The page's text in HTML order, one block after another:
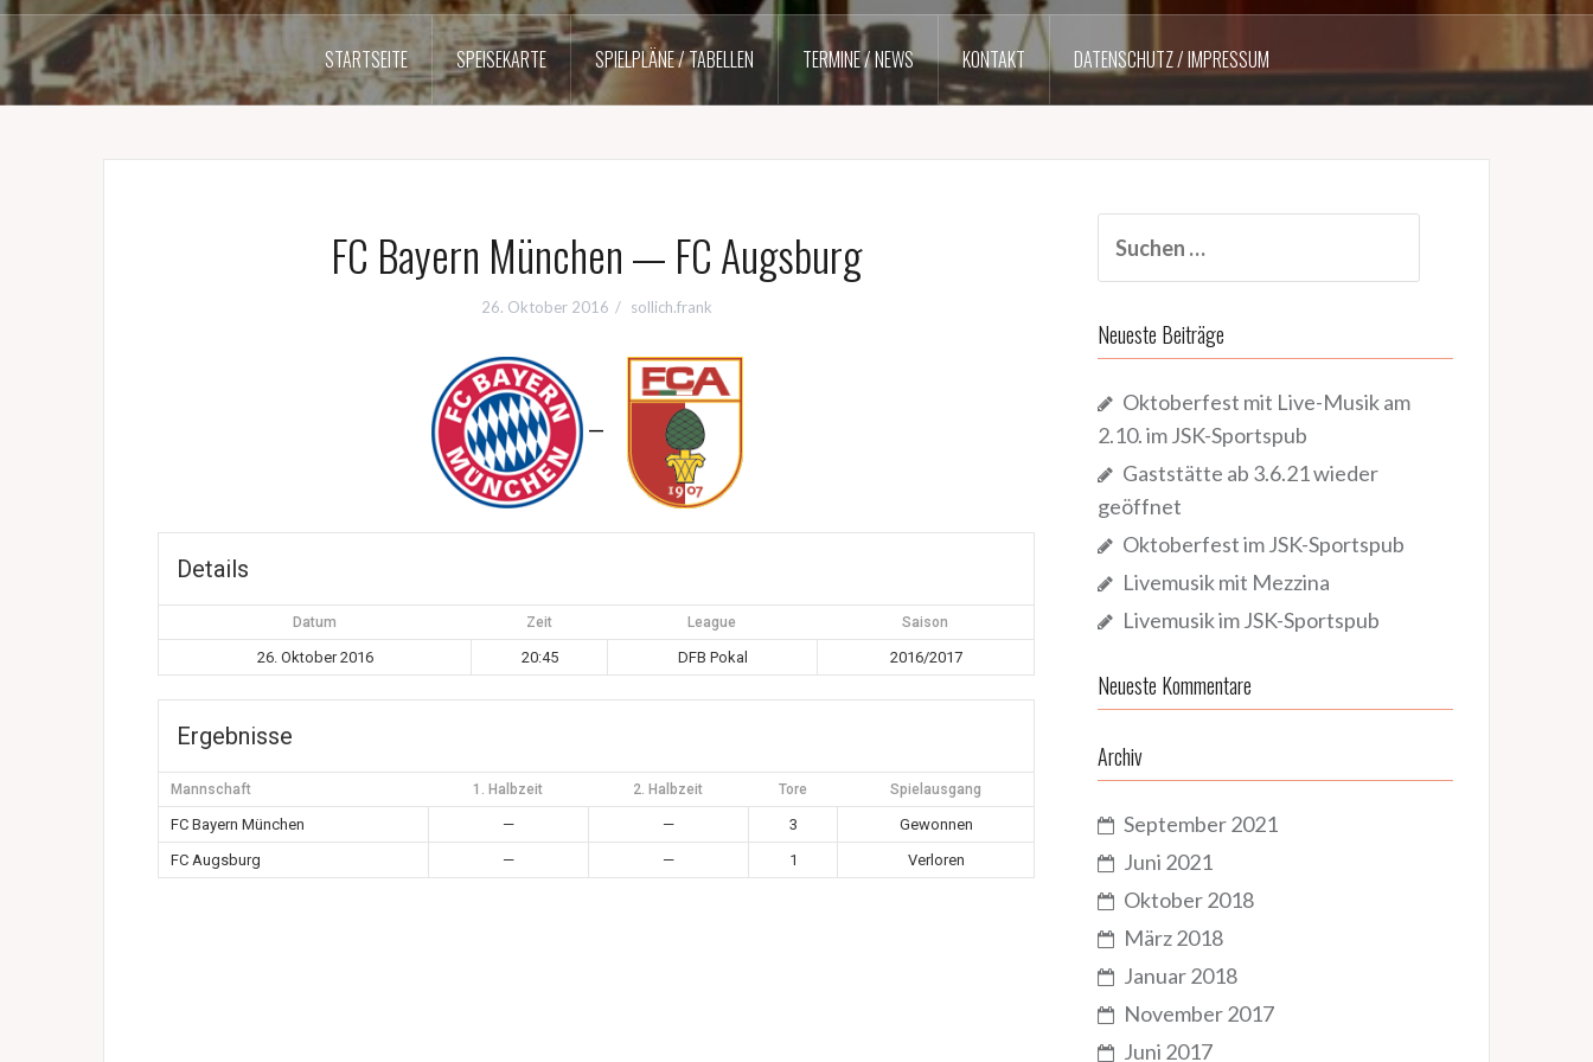
STARTSEITE SPEISEKARTE SPIELPLÄNE / TABELLEN TERMINE / NEWS KONTAKT DATENSCHUTZ / IMPRESSUM
FC Bayern München — FC Augsburg
26. Oktober 2016 sollich.frank
—
Details
Datum Zeit League Saison
26. Oktober 2016 20:45 DFB Pokal 2016/2017
Ergebnisse
Mannschaft 1. Halbzeit 2. Halbzeit Tore Spielausgang
FC Bayern München — — 3
Gewonnen
FC Augsburg
— — 1 Verloren
nach:
Neueste Beiträge
Oktoberfest mit Live-Musik am
2.10. im JSK-Sportspub
Gaststätte ab 3.6.21 wieder
geöffnet
Oktoberfest im JSK-Sportspub
Livemusik mit Mezzina
Livemusik im JSK-Sportspub
Neueste Kommentare
Archiv
September 2021
Juni 2021
Oktober 2018
März 2018
Januar 2018
November 2017
Juni 2017